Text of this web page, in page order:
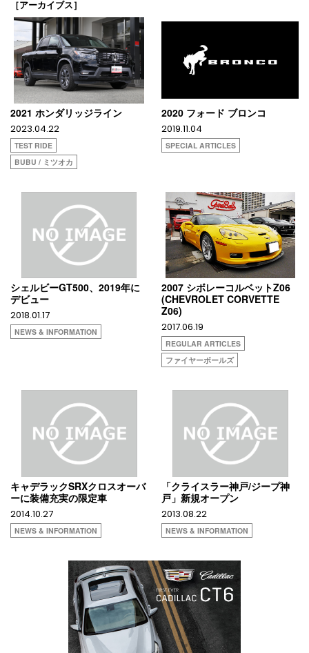
［アーカイブス］
2021 ホンダリッジライン
2023.04.22
TEST RIDE
BUBU / ミツオカ
2020 フォード ブロンコ
2019.11.04
SPECIAL ARTICLES
シェルビーGT500、2019年に
デビュー
2018.01.17
NEWS & INFORMATION
2007 シボレーコルベットZ06
(CHEVROLET CORVETTE
Z06)
2017.06.19
REGULAR ARTICLES
ファイヤーボールズ
キャデラックSRXクロスオーバ
ーに装備充実の限定車
2014.10.27
NEWS & INFORMATION
「クライスラー神戸/ジープ神
戸」新規オープン
2013.08.22
NEWS & INFORMATION